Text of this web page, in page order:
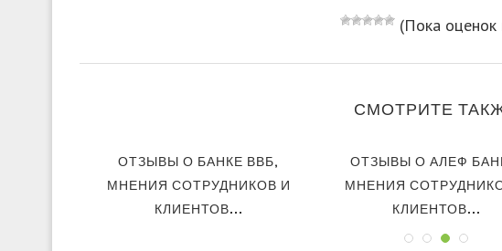
(Пока оценок
СМОТРИТЕ
ОТЗЫВЫ О БАНКЕ ВВБ,
МНЕНИЯ СОТРУДНИКОВ И
КЛИЕНТОВ...
ОТЗЫВЫ О АЛЕФ
МНЕНИЯ
КЛИЕНТОВ...